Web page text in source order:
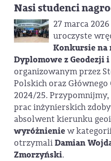
Nasi studenci
27 marca
uroczyste
Konkursie na
Dyplomowe z
organizowanym przez
Polskich oraz
2024/25. Przypomnijmy,
prac inżynierskich
absolwent kierunku
wyróżnieniew
otrzymaliDamian
Zmorzyński.